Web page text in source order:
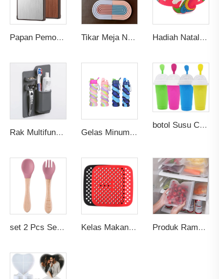
Papan Pemotong Stainless Steel Antibakteri Dua Sisi Besar Tahan Jamur Blok Irisan Dapur dengan Permukaan Kayu Solid Ebony Tikar Meja Nordik Ramah Lingkungan Custom Karet Silikon PVC Anti Selip Alas Gelas Piring dengan Tatakan Minuman Lucu Pelangi Hadiah Natal Anak-Anak Gelang Karet Lucu Hewan Unicorn Trendi PVC Promosi Gelang Silikon untuk Anak
Rak Multifungsi Kamar Mandi Shower Tempat Penyimpanan Gelas Organizer Dudukan Sikat Gigi dan Pasta Gigi Silikon Cerdas Dinding dengan Logo Custom Gelas Minum Olahraga Travel Gym Lipat Silikon Gelas Terisolasi Botol Air Terisolasi
botol Susu Cepat Beku 350ml Smoothie Tahan Lama Es Krim Squeeze Pendingin Cepat Milkshake Pembuat Smoothie Slushee Slush Cup
set 2 Pcs Sendok dan Garpu Bayi BPA-Free Food Grade Custom - Ujung Silikon Lunak dengan Gagang Kayu untuk Makan Bayi Kelas Makanan Non-stick Bebas BPA Tebal Reusable Oven Panggang Pizza Goreng Ayam Pastry Panggang Air Fryer Alas Silikon Liner Produk Ramah Lingkungan Terlaris 2026 Wadah Ritsleting Anti Bocor Pembungkus Makanan Segar Kantong Penyimpanan Makanan Reusable Ziplock Silikon PEVA